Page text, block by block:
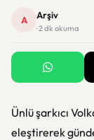
A Arşiv
· 2 dk okuma
Ünlü şarkıcı
eleştirerek